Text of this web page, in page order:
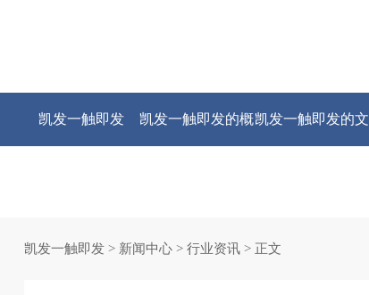
凯发一触即发 凯发一触即发的概凯发一触即发的文
凯发一触即发> 新闻中心> 行业资讯> 正文